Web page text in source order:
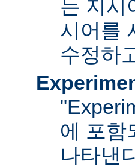
는 지시
시어를
수정하
에 포함
나타낸